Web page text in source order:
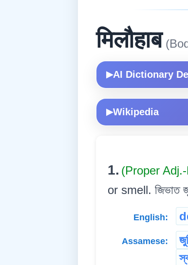
मिलौहाब
▶AI Dictionary
▶Wikipedia
1. (Proper
or smell. জিভাত
English:
Assamese: